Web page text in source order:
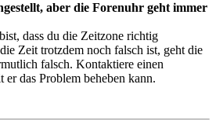
aber die Forenuhr geht immer
dass du die Zeitzone richtig
Zeit trotzdem noch falsch ist, geht die
falsch. Kontaktiere einen
er das Problem beheben kann.